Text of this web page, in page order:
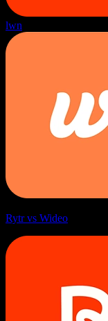
lwn
Rytr vs Wideo